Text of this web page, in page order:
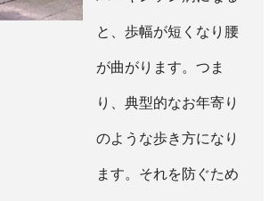
と、歩幅が短くなり腰
が曲がります。つま
り、典型的なお年寄り
のような歩き方になり
ます。それを防ぐため